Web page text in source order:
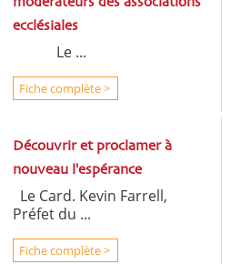
ecclésiales
Le ...
Fiche complète >
Découvrir et proclamer à
nouveau l'espérance
Le Card. Kevin Farrell,
Préfet du ...
Fiche complète >